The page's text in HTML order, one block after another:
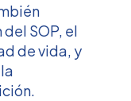
SOP, el
de vida, y